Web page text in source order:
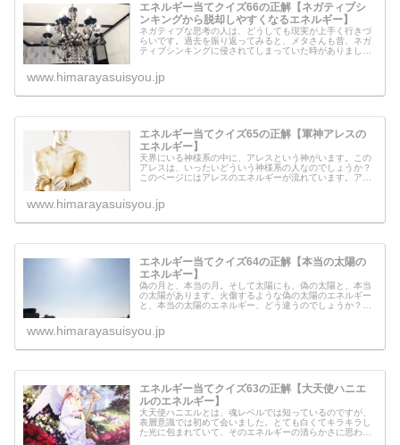
エネルギー当てクイズ66の正解【ネガティブシ
ンキングから脱却しやすくなるエネルギー】
ネガティブな思考の人は、どうしても現実が上手く行きづ
らいです。過去を振り返ってみると、メタさんも昔、ネガ
ティブシンキングに侵されてしまっていた時がありまし
なんとか現実をスムーズに動かすこと...
www.himarayasuisyou.jp
エネルギー当てクイズ65の正解【軍神アレスの
エネルギー】
天界にいる神様系の中に、アレスという神がいます。この
アレスは、いったいどういう神様系の人なのでしょうか？
このページにはアレスのエネルギーが流れています。アレ
ジもあるようです。
www.himarayasuisyou.jp
エネルギー当てクイズ64の正解【本当の太陽の
エネルギー】
偽の月と、本当の月。そして太陽にも、偽の太陽と、本当
の太陽があります。火傷するような偽の太陽のエネルギー
と、本当の太陽のエネルギー、どう違うのでしょうか？そ
www.himarayasuisyou.jp
エネルギー当てクイズ63の正解【大天使ハニエ
ルのエネルギー】
大天使ハニエルとは、魂レベルでは知っているのですが、
表層意識では初めて会いました。とても白くてキラキラし
た光に包まれていて、そのエネルギーの清らかさに思わず